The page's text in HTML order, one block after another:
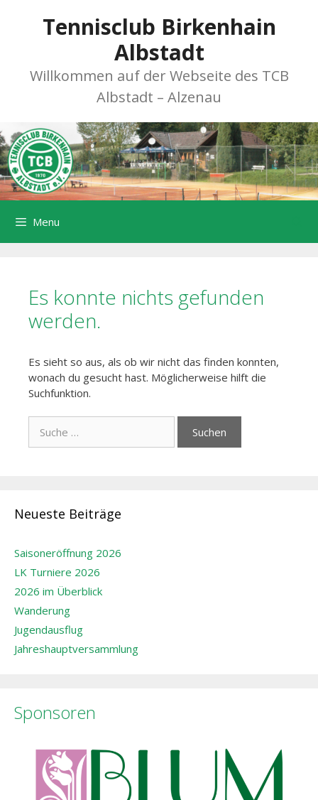
Tennisclub Birkenhain
Albstadt
Willkommen auf der Webseite des TCB
Albstadt – Alzenau
Menu
Es konnte nichts gefunden
werden.
Es sieht so aus, als ob wir nicht das finden konnten,
wonach du gesucht hast. Möglicherweise hilft die
Suchfunktion.
nach:
Neueste Beiträge
Saisoneröffnung 2026
LK Turniere 2026
2026 im Überblick
Wanderung
Jugendausflug
Jahreshauptversammlung
Sponsoren